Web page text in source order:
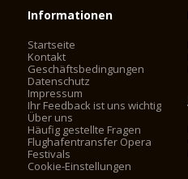
Informationen
Startseite
Kontakt
Geschäftsbedingungen
Datenschutz
Impressum
Ihr Feedback ist uns wichtig
Über uns
Häufig gestellte Fragen
Flughafentransfer Opera
Festivals
Cookie-Einstellungen